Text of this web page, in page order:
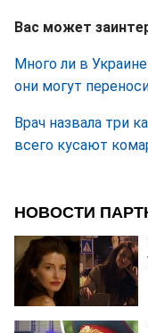
Вас может
Много ли в
они могут
Врач назвала три
всего кусают